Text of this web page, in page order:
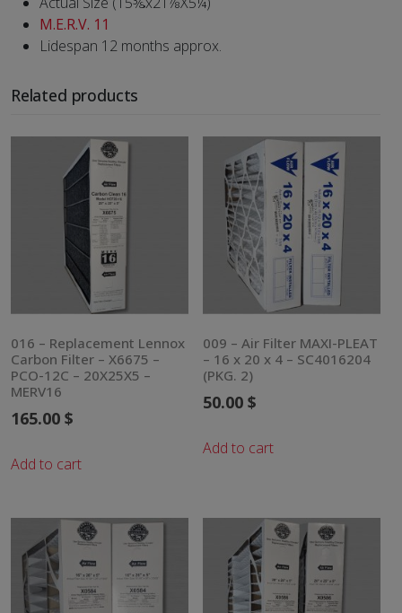
M.E.R.V. 11
Lidespan 12 months approx.
Related products
016 – Replacement Lennox
Carbon Filter – X6675 –
PCO-12C – 20X25X5 –
MERV16
165.00 $
Add to cart
009 – Air Filter MAXI-PLEAT
– 16 x 20 x 4 – SC4016204
(PKG. 2)
50.00$
Add to cart